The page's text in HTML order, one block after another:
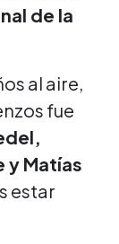
de la
al aire,
fue
y Matías
estar